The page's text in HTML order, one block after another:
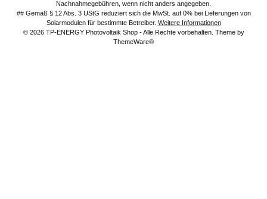
Nachnahmegebühren, wenn nicht anders angegeben.
## Gemäß § 12 Abs. 3 UStG reduziert sich die MwSt. auf 0% bei Lieferungen von
Solarmodulen für bestimmte Betreiber. Weitere Informationen
© 2026 TP-ENERGY Photovoltaik Shop - Alle Rechte vorbehalten. Theme by
ThemeWare®